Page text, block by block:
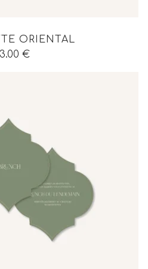
ORIENTAL
3.00 €